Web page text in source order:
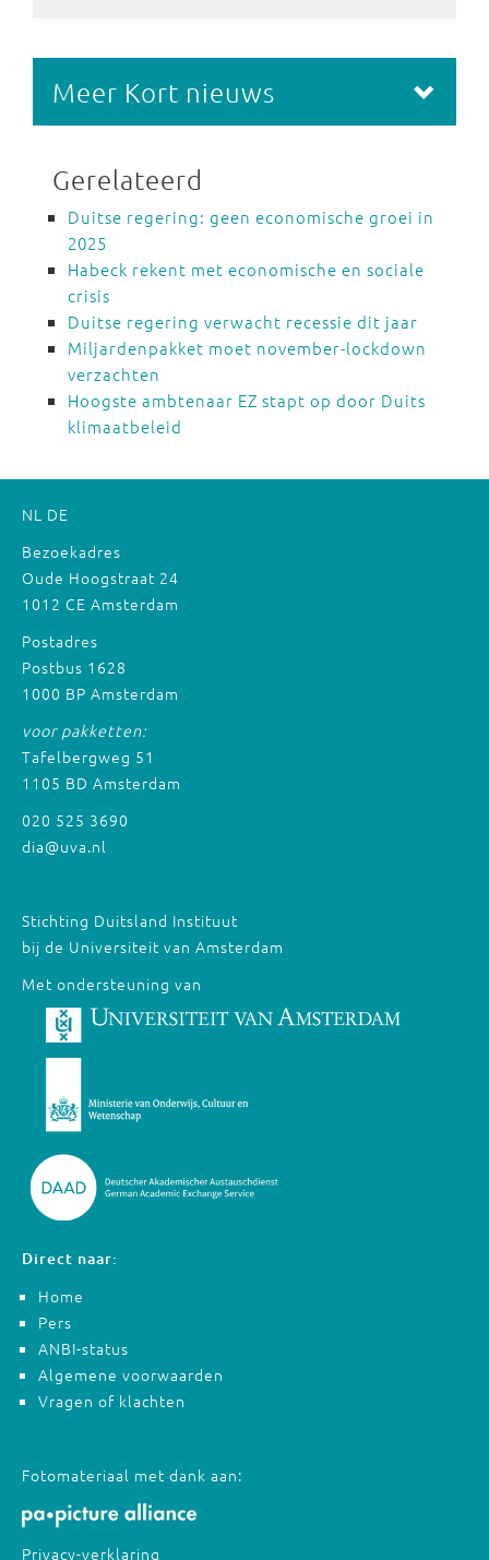
Meer Kort nieuws
Gerelateerd
Duitse regering: geen economische groei in
2025
Habeck rekent met economische en sociale
crisis
Duitse regering verwacht recessie dit jaar
Miljardenpakket moet november-lockdown
verzachten
Hoogste ambtenaar EZ stapt op door Duits
klimaatbeleid
NL DE
Bezoekadres
Oude Hoogstraat 24
1012 CE Amsterdam
Postadres
Postbus 1628
1000 BP Amsterdam
voor pakketten:
Tafelbergweg 51
1105 BD Amsterdam
020 525 3690
dia@uva.nl
Stichting Duitsland Instituut
bij de Universiteit van Amsterdam
Met ondersteuning van
Direct naar:
Home
Pers
ANBI-status
Algemene voorwaarden
Vragen of klachten
Fotomateriaal met dank aan:
Privacy-verklaring